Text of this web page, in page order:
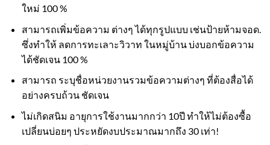
ใหม่ 100 %
สามารถเพิ่มข้อความ ต่างๆ ได้ทุกรูปแบบ เช่นป้ายห้ามจอด.
ซึ่งทำให้ ลดการทะเลาะวิวาท ในหมู่บ้าน บ่งบอกข้อความ
ได้ชัดเจน 100 %
สามารถ ระบุชื่อหน่วยงานรวมข้อความต่างๆ ที่ต้องสื่อได้
อย่างครบถ้วน ชัดเจน
ไม่เกิดสนิม อายุการใช้งานมากกว่า 10ปี ทำให้ไม่ต้องซื้อ
เปลี่ยนบ่อยๆ ประหยัดงบประมาณมากถึง 30 เท่า!